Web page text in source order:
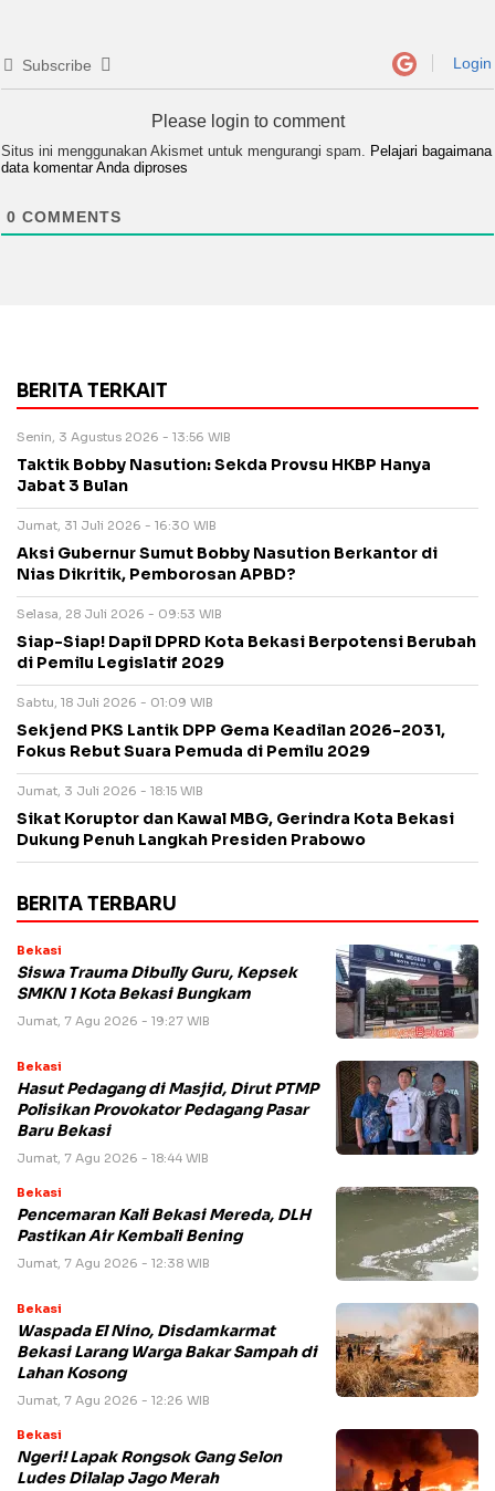
Subscribe Login
Please login to comment
Situs ini menggunakan Akismet untuk mengurangi spam.
Pelajari bagaimana
data komentar Anda diproses
0 COMMENTS
BERITA TERKAIT
Senin, 3 Agustus 2026 - 13:56 WIB
Taktik Bobby Nasution: Sekda Provsu HKBP Hanya
Jabat 3 Bulan
Jumat, 31 Juli 2026 - 16:30 WIB
Aksi Gubernur Sumut Bobby Nasution Berkantor di
Nias Dikritik, Pemborosan APBD?
Selasa, 28 Juli 2026 - 09:53 WIB
Siap-Siap! Dapil DPRD Kota Bekasi Berpotensi Berubah
di Pemilu Legislatif 2029
Sabtu, 18 Juli 2026 - 01:09 WIB
Sekjend PKS Lantik DPP Gema Keadilan 2026-2031,
Fokus Rebut Suara Pemuda di Pemilu 2029
Jumat, 3 Juli 2026 - 18:15 WIB
Sikat Koruptor dan Kawal MBG, Gerindra Kota Bekasi
Dukung Penuh Langkah Presiden Prabowo
BERITA TERBARU
Bekasi
Siswa Trauma Dibully Guru, Kepsek
SMKN 1 Kota Bekasi Bungkam
Jumat, 7 Agu 2026 - 19:27 WIB
Bekasi
Hasut Pedagang di Masjid, Dirut PTMP
Polisikan Provokator Pedagang Pasar
Baru Bekasi
Jumat, 7 Agu 2026 - 18:44 WIB
Bekasi
Pencemaran Kali Bekasi Mereda, DLH
Pastikan Air Kembali Bening
Jumat, 7 Agu 2026 - 12:38 WIB
Bekasi
Waspada El Nino, Disdamkarmat
Bekasi Larang Warga Bakar Sampah di
Lahan Kosong
Jumat, 7 Agu 2026 - 12:26 WIB
Bekasi
Ngeri! Lapak Rongsok Gang Selon
Ludes Dilalap Jago Merah